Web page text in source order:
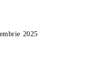
2025